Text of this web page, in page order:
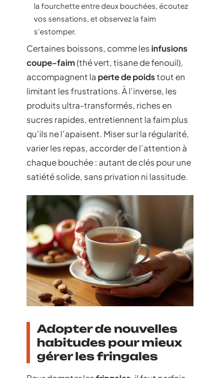
la fourchette entre deux bouchées, écoutez
vos sensations, et observez la faim
s’estomper.
Certaines boissons, comme les infusions
coupe-faim(thé vert, tisane de fenouil),
accompagnent la perte de poidstout en
limitant les frustrations. À l’inverse, les
produits ultra-transformés, riches en
sucres rapides, entretiennent la faim plus
qu’ils ne l’apaisent. Miser sur la régularité,
varier les repas, accorder de l’attention à
chaque bouchée : autant de clés pour une
satiété solide, sans privation ni lassitude.
Adopter de nouvelles
habitudes pour mieux
gérer les fringales